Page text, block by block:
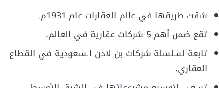
شقت طريقها في عالم العقارات عام 1931م.
تقع ضمن أهم 5 شركات عقارية في العالم.
تابعة لسلسلة شركات بن لادن السعودية في القطاع
العقاري.